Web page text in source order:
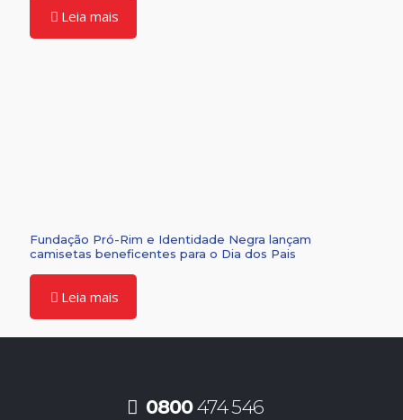
Leia mais
Fundação Pró-Rim e Identidade Negra lançam
camisetas beneficentes para o Dia dos Pais
Leia mais
0800474 546